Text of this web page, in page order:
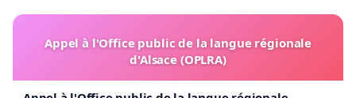
Appel à l'Office public de la langue régionale
d'Alsace (OPLRA)